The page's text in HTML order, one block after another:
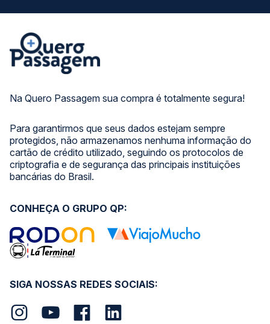
Na Quero Passagem sua compra é totalmente segura!
Para garantirmos que seus dados estejam sempre
protegidos, não armazenamos nenhuma informação do
cartão de crédito utilizado, seguindo os protocolos de
criptografia e de segurança das principais instituições
bancárias do Brasil.
SIGA NOSSAS REDES SOCIAIS:
CONHEÇA O GRUPO QP: